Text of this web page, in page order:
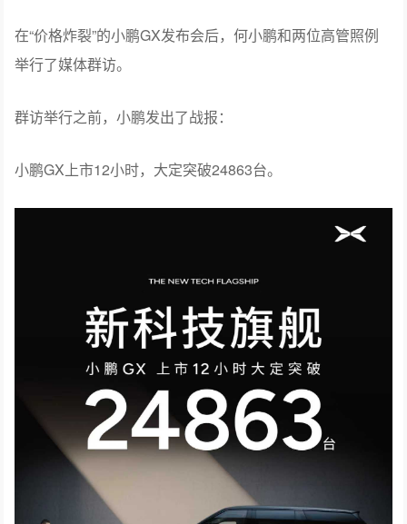
在“价格炸裂”的小鹏GX发布会后，何小鹏和两位高管照例
举行了媒体群访。
群访举行之前，小鹏发出了战报：
小鹏GX上市12小时，大定突破24863台。